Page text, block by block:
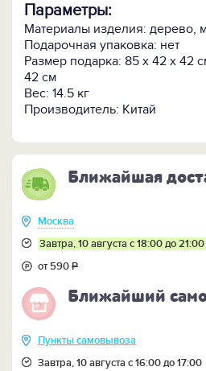
Параметры:
Материалы изделия: дерево,
Подарочная упаковка: нет
Размер подарка: 85 х 42 х 42
42 см
Вес: 14.5 кг
Производитель: Китай
Ближайшая
Москва
Завтра, 10 августа с 18:00 до 21:00
от 590Р
Ближайший
Пункты самовывоза
Завтра, 10 августа с 16:00 до 17:00